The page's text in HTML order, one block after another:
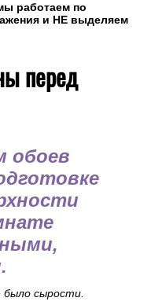
работаем по
и НЕ выделяем
перед
обоев
сырости.